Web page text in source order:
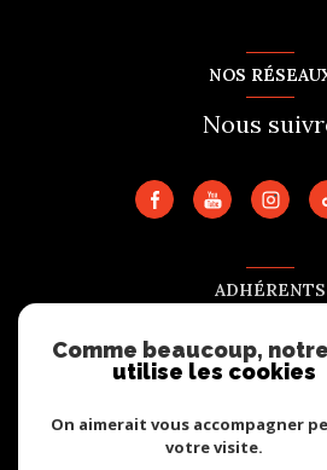
NOS
Nous
ADHÉRENTS
Nous
Comme beaucoup,
utilise les cookies
On aimerait vous accompagner
votre visite.